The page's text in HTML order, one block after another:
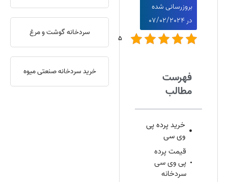
بروزرسانی شده
در07/02/2024
5
فهرست
مطالب
خرید پرده پی
وی سی
قیمت پرده
پی وی سی
سردخانه
سردخانه گوشت و مرغ
خرید سردخانه صنعتی میوه